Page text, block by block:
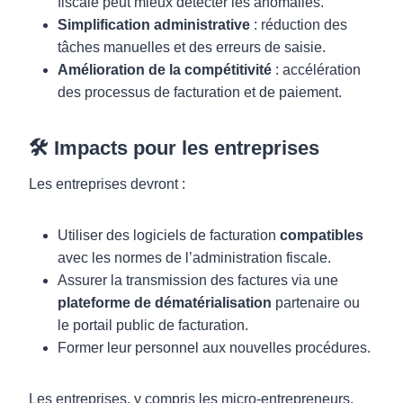
Simplification administrative : réduction des
tâches manuelles et des erreurs de saisie.
Amélioration de la compétitivité : accélération
des processus de facturation et de paiement.
🛠️ Impacts pour les entreprises
Les entreprises devront :
Utiliser des logiciels de facturation compatibles
avec les normes de l’administration fiscale.
Assurer la transmission des factures via une
plateforme de dématérialisation partenaire ou
le portail public de facturation.
Former leur personnel aux nouvelles procédures.
Les entreprises, y compris les micro-entrepreneurs,